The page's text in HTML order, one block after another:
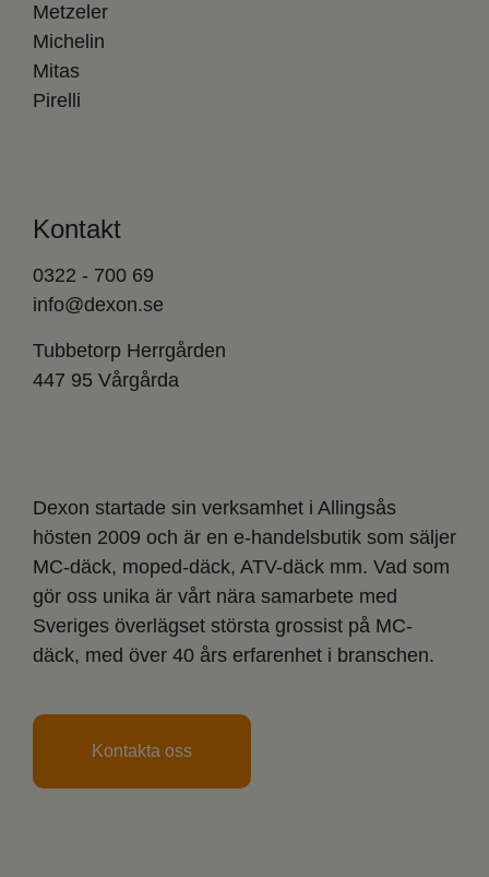
Metzeler
Michelin
Mitas
Pirelli
Kontakt
0322 - 700 69
info@dexon.se
Tubbetorp Herrgården
447 95 Vårgårda
Dexon startade sin verksamhet i Allingsås
hösten 2009 och är en e-handelsbutik som säljer
MC-däck, moped-däck, ATV-däck mm. Vad som
gör oss unika är vårt nära samarbete med
Sveriges överlägset största grossist på MC-
däck, med över 40 års erfarenhet i branschen.
Kontakta oss